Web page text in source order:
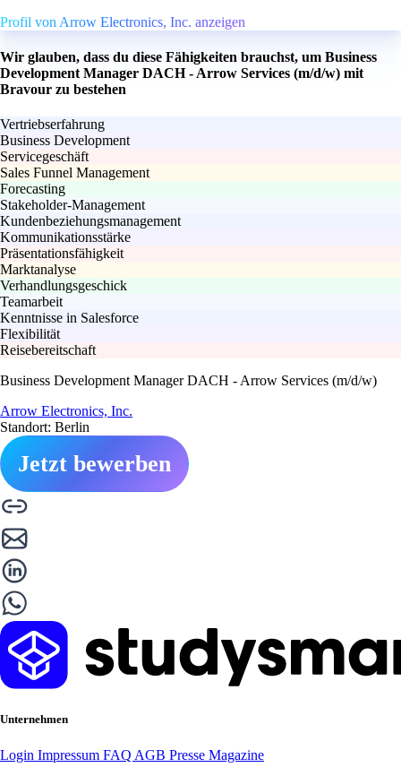
Profil von Arrow Electronics, Inc. anzeigen
Wir glauben, dass du diese Fähigkeiten brauchst, um Business
Development Manager DACH - Arrow Services (m/d/w) mit
Bravour zu bestehen
Vertriebserfahrung
Business Development
Servicegeschäft
Sales Funnel Management
Forecasting
Stakeholder-Management
Kundenbeziehungsmanagement
Kommunikationsstärke
Präsentationsfähigkeit
Marktanalyse
Verhandlungsgeschick
Teamarbeit
Kenntnisse in Salesforce
Flexibilität
Reisebereitschaft
Business Development Manager DACH - Arrow Services (m/d/w)
Arrow Electronics, Inc.
Standort: Berlin
Jetzt bewerben
Unternehmen
Login Impressum FAQ AGB Presse Magazine